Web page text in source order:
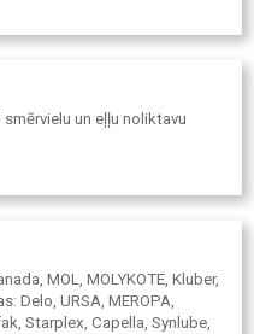
un eļļu noliktavu
MOL, MOLYKOTE, Kluber,
Delo, URSA, MEROPA,
Starplex, Capella, Synlube,